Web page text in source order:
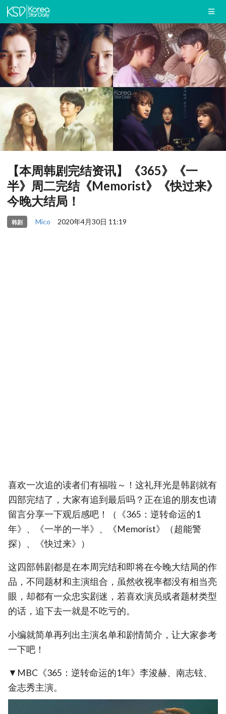
【本周韩剧完结资讯】《365》《一
半》周二完结《Memorist》《快过来》
今晚大结局！
韩剧 Mico 2020年4月30日 11:19
喜欢一次追的读者们有福啦～！这礼拜光是韩剧就有
四部完结了，大家有追到最后吗？正在追的朋友也请
留言分享一下观后感吧！（《365：逆转命运的1
年》、《一半的一半》、《Memorist》（超能警
探）、《快过来》）
这四部韩剧都是在本周完结和即将在今晚大结局的作
品，不同题材和主演组合，虽然收视率都没有相当亮
眼，却都有一众忠实剧迷，若喜欢演员或者题材类型
的话，追下去一就是不吃亏的。
小编就简单再列出主演名单和剧情简介，让大家参考
一下吧！
▼MBC《365：逆转命运的1年》李浚赫、南志铉、
金志秀主演。